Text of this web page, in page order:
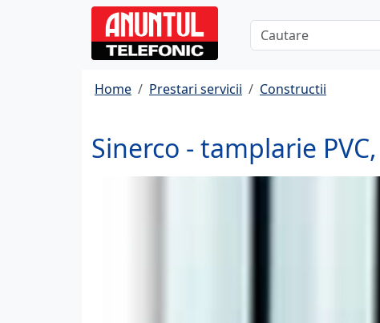
Home Prestari servicii Constructii
Sinerco - tamplarie